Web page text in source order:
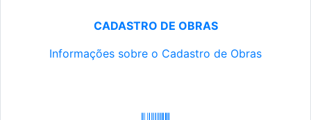
CADASTRO DE OBRAS
Informações sobre o Cadastro de Obras